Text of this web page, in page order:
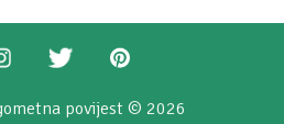
povijest © 2026